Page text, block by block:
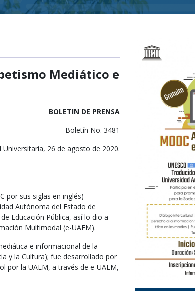
Mediático e
BOLETIN DE PRENSA
Boletín No. 3481
Universitaria, 26 de agosto de 2020.
por sus siglas en inglés)
Autónoma del Estado de
Educación Pública, así lo dio a
Multimodal (e-UAEM).
e informacional de la
y la Cultura); fue desarrollado por
por la UAEM, a través de e-UAEM,